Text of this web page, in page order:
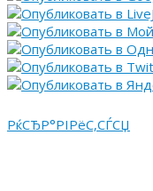
РќСЂР°РІРёС‚СЃСЏ